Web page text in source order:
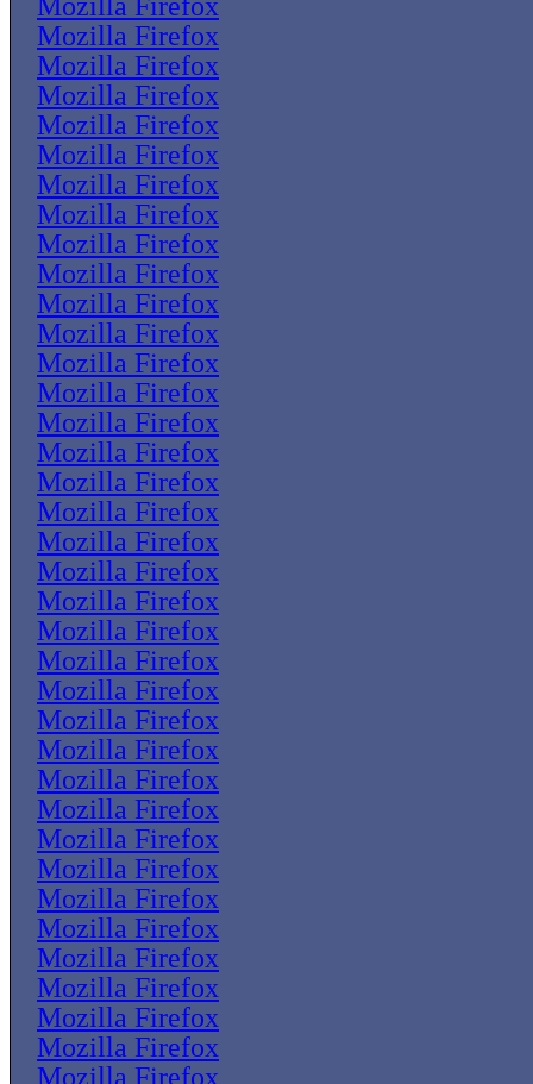
Mozilla Firefox
Mozilla Firefox
Mozilla Firefox
Mozilla Firefox
Mozilla Firefox
Mozilla Firefox
Mozilla Firefox
Mozilla Firefox
Mozilla Firefox
Mozilla Firefox
Mozilla Firefox
Mozilla Firefox
Mozilla Firefox
Mozilla Firefox
Mozilla Firefox
Mozilla Firefox
Mozilla Firefox
Mozilla Firefox
Mozilla Firefox
Mozilla Firefox
Mozilla Firefox
Mozilla Firefox
Mozilla Firefox
Mozilla Firefox
Mozilla Firefox
Mozilla Firefox
Mozilla Firefox
Mozilla Firefox
Mozilla Firefox
Mozilla Firefox
Mozilla Firefox
Mozilla Firefox
Mozilla Firefox
Mozilla Firefox
Mozilla Firefox
Mozilla Firefox
Mozilla Firefox